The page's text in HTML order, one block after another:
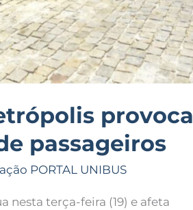
provoca
passageiros
PORTAL UNIBUS
nesta terça-feira (19) e afeta